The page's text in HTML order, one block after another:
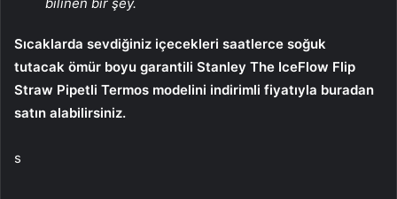
Sıcaklarda sevdiğiniz içecekleri saatlerce soğuk
tutacak ömür boyu garantili Stanley The IceFlow Flip
Straw Pipetli Termos modelini indirimli fiyatıyla buradan
satın alabilirsiniz.
s